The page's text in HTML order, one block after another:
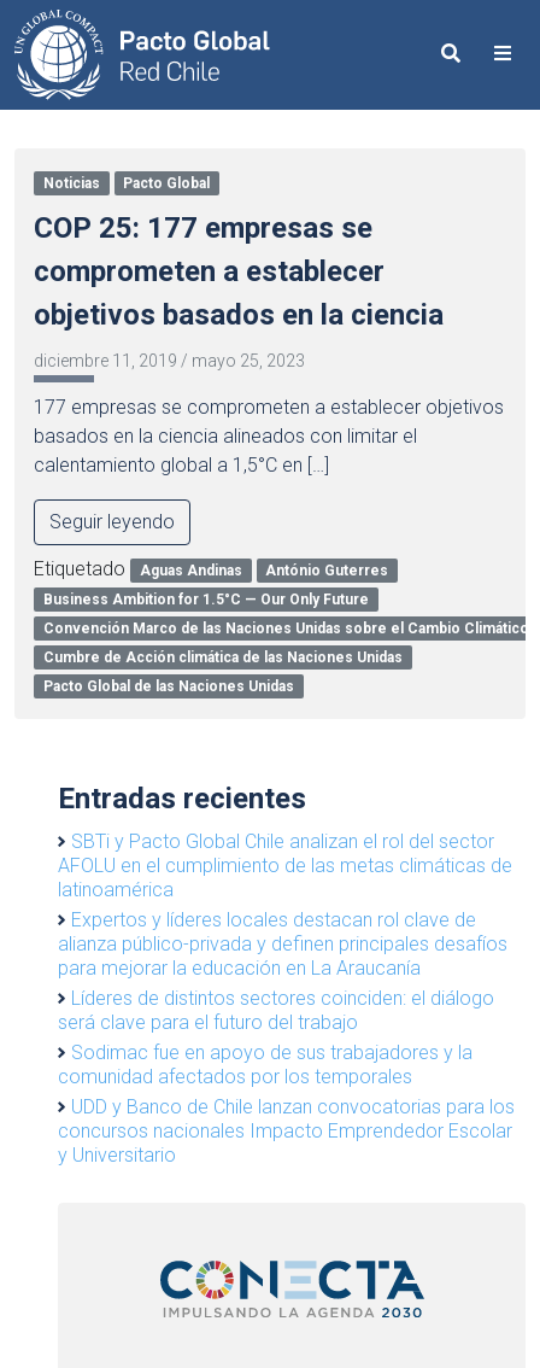
Search
Noticias Pacto Global
COP 25: 177 empresas se
comprometen a establecer
objetivos basados en la ciencia
diciembre 11, 2019 / mayo 25, 2023
177 empresas se comprometen a establecer objetivos
basados en la ciencia alineados con limitar el
calentamiento global a 1,5°C en […]
Seguir leyendo
Etiquetado Aguas Andinas
António Guterres
Business Ambition for 1.5°C — Our Only Future
Convención Marco de las Naciones Unidas sobre el Cambio Climático
Cumbre de Acción climática de las Naciones Unidas
Pacto Global de las Naciones Unidas
Entradas recientes
SBTi y Pacto Global Chile analizan el rol del sector
AFOLU en el cumplimiento de las metas climáticas de
latinoamérica
Expertos y líderes locales destacan rol clave de
alianza público-privada y definen principales desafíos
para mejorar la educación en La Araucanía
Líderes de distintos sectores coinciden: el diálogo
será clave para el futuro del trabajo
Sodimac fue en apoyo de sus trabajadores y la
comunidad afectados por los temporales
UDD y Banco de Chile lanzan convocatorias para los
concursos nacionales Impacto Emprendedor Escolar
y Universitario